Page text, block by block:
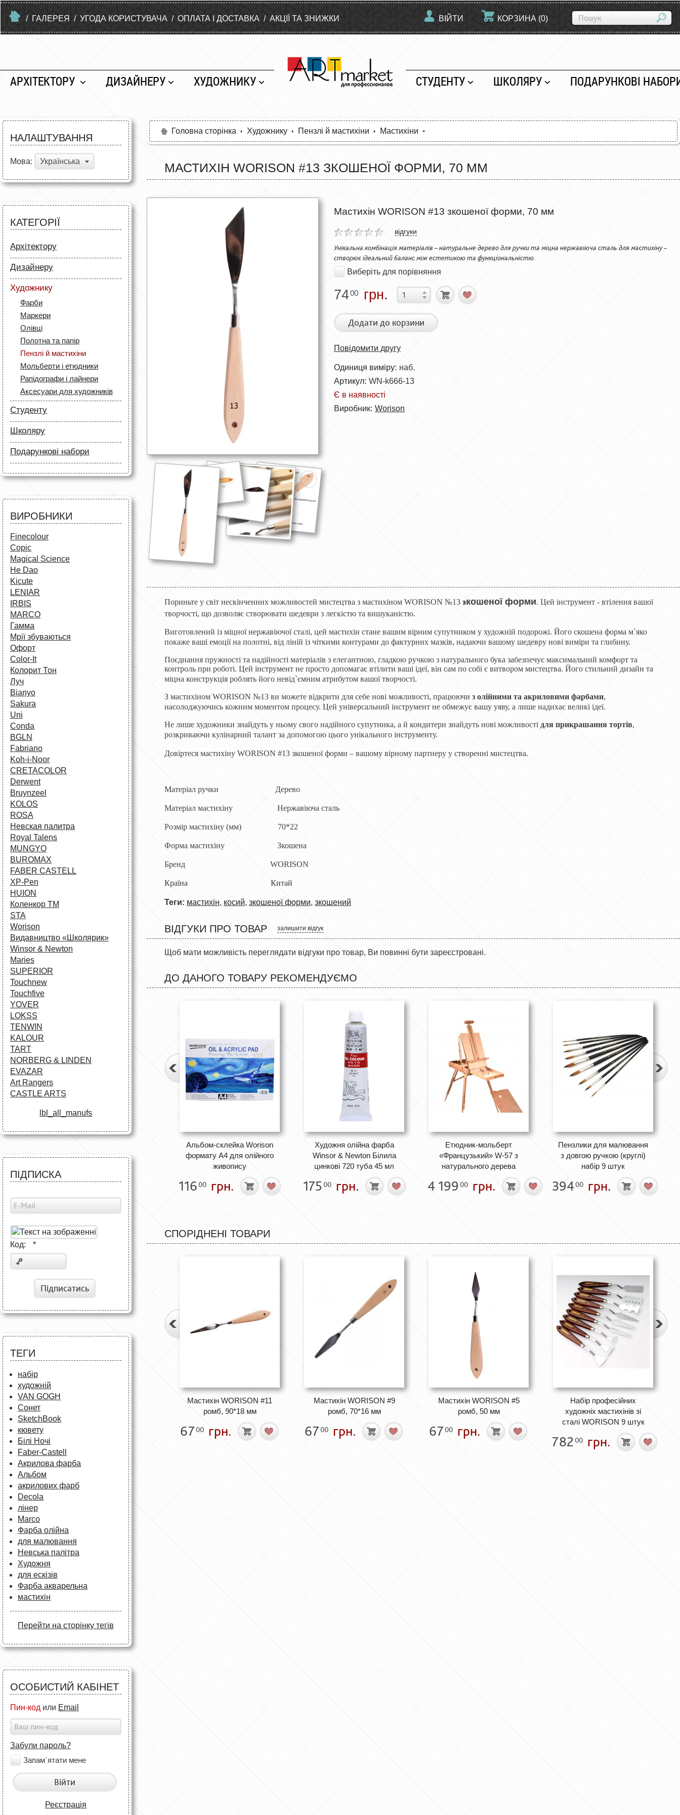
/ ГАЛЕРЕЯ / УГОДА КОРИСТУВАЧА / ОПЛАТА І ДОСТАВКА / АКЦІЇ ТА ЗНИЖКИ ВІЙТИ КОРЗИНА (0)
АРХІТЕКТОРУ ДИЗАЙНЕРУ ХУДОЖНИКУ СТУДЕНТУ ШКОЛЯРУ ПОДАРУНКОВІ
НАЛАШТУВАННЯ
Мова: Українська
КАТЕГОРІЇ
Архітектору
Папір
Лайнери
Маркери
Олівці
Аксесуари для архітекторів
Дизайнеру
Папір
Олівці
Скетч маркери
Лайнери (рапідографи)
Аксесуари для дизайнерів
Художнику
Фарби
Маркери
Олівці
Полотна та папір
Пензлі й мастихіни
Мольберти і етюдники
Рапідографи і лайнери
Аксесуари для художників
Студенту
Папір
Лайнери
Маркери
Олівці
Все для креслення
Школяру
Папір
Маркери
Все для креслення
Все для творчості
Аксесуари для школярів
Подарункові набори
Олівці
Фарби та пензлі
ВИРОБНИКИ
Finecolour
Copic
Magical Science
He Dao
Kicute
LENIAR
IRBIS
MARCO
Гамма
Мрії збуваються
Офорт
Сolor-It
Колорит Тон
Луч
Bianyo
Sakura
Uni
Conda
BGLN
Fabriano
Koh-i-Noor
CRETACOLOR
Derwent
Bruynzeel
KOLOS
ROSA
Невская палитра
Royal Talens
MUNGYO
BUROMAX
FABER CASTELL
XP-Pen
HUION
Коленкор ТМ
STA
Worison
Видавництво «Школярик»
Winsor & Newton
Maries
SUPERIOR
Touchnew
Touchfive
YOVER
LOKSS
TENWIN
KALOUR
TART
NORBERG & LINDEN
EVAZAR
Art Rangers
CASTLE ARTS
lbl_all_manufs
ПІДПИСКА
Код: *
Підписатись
ТЕГИ
набір
художній
VAN GOGH
Сонет
SketchBook
кювету
Білі Ночі
Faber-Castell
Акрилова фарба
Альбом
акрилових фарб
Decola
лінер
Marco
Фарба олійна
для малювання
Невська палітра
Художня
для ескізів
Фарба акварельна
мастихін
Перейти на сторінку тегів
ОСОБИСТИЙ КАБІНЕТ
Пин-код или Email
Забули пароль?
Запам`ятати мене
Війти
Реєстрація
Головна сторінка Художнику Пензлі й мастихіни Мастихіни
МАСТИХІН WORISON #13 ЗКОШЕНОЇ ФОРМИ, 70 ММ
Мастихін WORISON #13 зкошеної форми, 70 мм
відгуки
Унікальна комбінація матеріалів – натуральне дерево для ручки та міцна нержавіюча сталь для мастихіну –
створює ідеальний баланс між естетикою та функціональністю.
Виберіть для порівняння
7400 грн.
Додати до корзини
Повідомити другу
Одиниця виміру: наб.
Артикул: WN-k666-13
Є в наявності
Виробник: Worison
Пориньте у світ нескінченних можливостей мистецтва з мастихіном WORISON №13 зкошеної форми. Цей інструмент - втілення вашої
творчості, що дозволяє створювати шедеври з легкістю та вишуканістю.
Виготовлений із міцної нержавіючої сталі, цей мастихін стане вашим вірним супутником у художній подорожі. Його скошена форма м`яко
покаже ваші емоції на полотні, від ліній із чіткими контурами до фактурних мазків, надаючи вашому шедевру нові виміри та глибину.
Поєднання пружності та надійності матеріалів з елегантною, гладкою ручкою з натурального бука забезпечує максимальний комфорт та
контроль при роботі. Цей інструмент не просто допомагає втілити ваші ідеї, він сам по собі є витвором мистецтва. Його стильний дизайн та
міцна конструкція роблять його невід`ємним атрибутом вашої творчості.
З мастихіном WORISON №13 ви можете відкрити для себе нові можливості, працюючи з олійними та акриловими фарбами,
насолоджуючись кожним моментом процесу. Цей універсальний інструмент не обмежує вашу уяву, а лише надихає великі ідеї.
Не лише художники знайдуть у ньому свого надійного супутника, а й кондитери знайдуть нові можливості для прикрашання тортів,
розкриваючи кулінарний талант за допомогою цього унікального інструменту.
Довіртеся мастихіну WORISON #13 зкошеної форми – вашому вірному партнеру у створенні мистецтва.
Матеріал ручки Дерево
Матеріал мастихіну Нержавіюча сталь
Розмір мастихіну (мм) 70*22
Форма мастихіну Зкошена
Бренд WORISON
Країна Китай
Теги: мастихін, косий, зкошеної форми, зкошений
ВІДГУКИ ПРО ТОВАР залишити відгук
Щоб мати можливість переглядати відгуки про товар, Ви повинні бути зареєстровані.
ДО ДАНОГО ТОВАРУ РЕКОМЕНДУЄМО
Альбом-склейка Worison
формату А4 для олійного
живопису
11600 грн.
Художня олійна фарба
Winsor & Newton Білила
цинкові 720 туба 45 мл
175 00 грн.
Етюдник-мольберт
«Французький» W-57 з
натурального дерева
4 19900 грн.
Пензлики для малювання
з довгою ручкою (круглі)
набір 9 штук
39400 грн.
СПОРІДНЕНІ ТОВАРИ
Мастихін WORISON #11
ромб, 90*18 мм
6700 грн.
Мастихін WORISON #9
ромб, 70*16 мм
6700 грн.
Мастихін WORISON #5
ромб, 50 мм
6700 грн.
Набір професійних
художніх мастихінів зі
сталі WORISON 9 штук
78200 грн.